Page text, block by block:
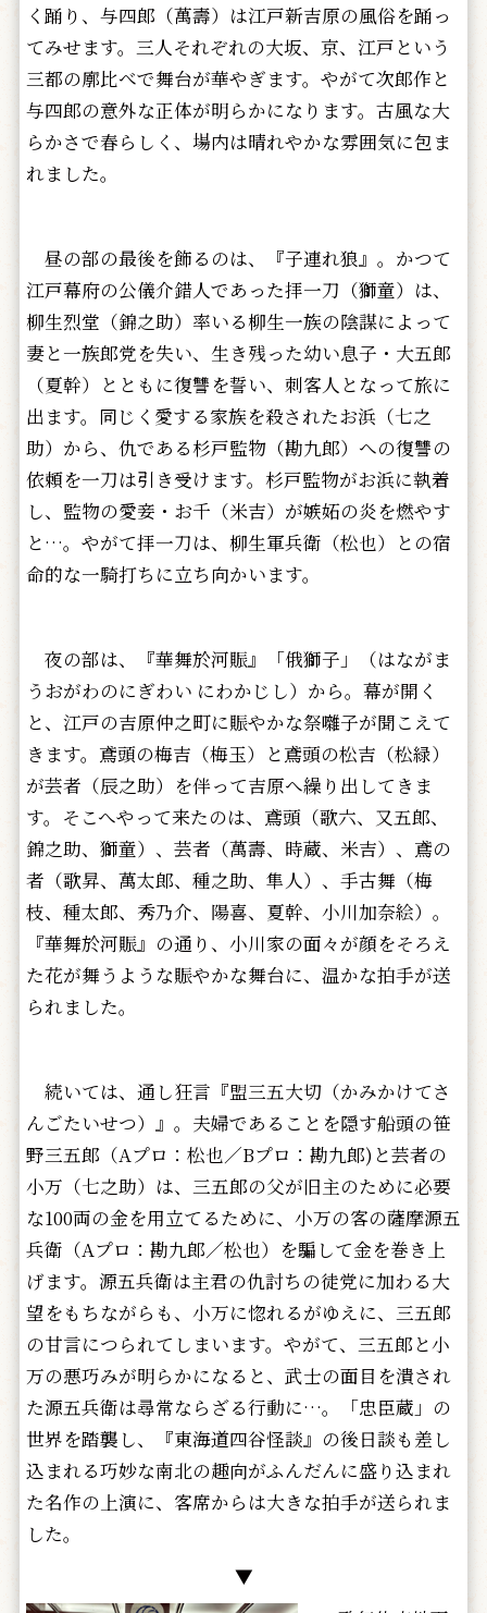
く踊り、与四郎（萬壽）は江戸新吉原の風俗を踊っ
てみせます。三人それぞれの大坂、京、江戸という
三都の廓比べで舞台が華やぎます。やがて次郎作と
与四郎の意外な正体が明らかになります。古風な大
らかさで春らしく、場内は晴れやかな雰囲気に包ま
れました。
昼の部の最後を飾るのは、『子連れ狼』。かつて
江戸幕府の公儀介錯人であった拝一刀（獅童）は、
柳生烈堂（錦之助）率いる柳生一族の陰謀によって
妻と一族郎党を失い、生き残った幼い息子・大五郎
（夏幹）とともに復讐を誓い、刺客人となって旅に
出ます。同じく愛する家族を殺されたお浜（七之
助）から、仇である杉戸監物（勘九郎）への復讐の
依頼を一刀は引き受けます。杉戸監物がお浜に執着
し、監物の愛妾・お千（米吉）が嫉妬の炎を燃やす
と…。やがて拝一刀は、柳生軍兵衛（松也）との宿
命的な一騎打ちに立ち向かいます。
夜の部は、『華舞於河賑』「俄獅子」（はながま
うおがわのにぎわい にわかじし）から。幕が開く
と、江戸の吉原仲之町に賑やかな祭囃子が聞こえて
きます。鳶頭の梅吉（梅玉）と鳶頭の松吉（松緑）
が芸者（辰之助）を伴って吉原へ繰り出してきま
す。そこへやって来たのは、鳶頭（歌六、又五郎、
錦之助、獅童）、芸者（萬壽、時蔵、米吉）、鳶の
者（歌昇、萬太郎、種之助、隼人）、手古舞（梅
枝、種太郎、秀乃介、陽喜、夏幹、小川加奈絵）。
『華舞於河賑』の通り、小川家の面々が顔をそろえ
た花が舞うような賑やかな舞台に、温かな拍手が送
られました。
続いては、通し狂言『盟三五大切（かみかけてさ
んごたいせつ）』。夫婦であることを隠す船頭の笹
野三五郎（Aプロ：松也／Bプロ：勘九郎)と芸者の
小万（七之助）は、三五郎の父が旧主のために必要
な100両の金を用立てるために、小万の客の薩摩源五
兵衛（Aプロ：勘九郎／松也）を騙して金を巻き上
げます。源五兵衛は主君の仇討ちの徒党に加わる大
望をもちながらも、小万に惚れるがゆえに、三五郎
の甘言につられてしまいます。やがて、三五郎と小
万の悪巧みが明らかになると、武士の面目を潰され
た源五兵衛は尋常ならざる行動に…。「忠臣蔵」の
世界を踏襲し、『東海道四谷怪談』の後日談も差し
込まれる巧妙な南北の趣向がふんだんに盛り込まれ
た名作の上演に、客席からは大きな拍手が送られま
した。
▼